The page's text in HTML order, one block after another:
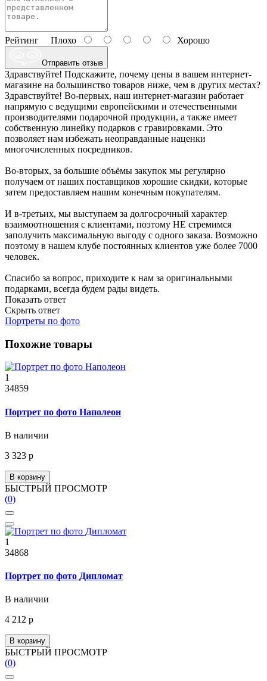
Рейтинг Плохо Хорошо
Отправить отзыв
Здравствуйте! Подскажите, почему цены в вашем интернет-
магазине на большинство товаров ниже, чем в других местах?
Здравствуйте! Во-первых, наш интернет-магазин работает
напрямую с ведущими европейскими и отечественными
производителями подарочной продукции, а также имеет
собственную линейку подарков с гравировками. Это
позволяет нам избежать неоправданные наценки
многочисленных посредников.
Во-вторых, за большие объёмы закупок мы регулярно
получаем от наших поставщиков хорошие скидки, которые
затем предоставляем нашим конечным покупателям.
И в-третьих, мы выступаем за долгосрочный характер
взаимоотношения с клиентами, поэтому НЕ стремимся
заполучить максимальную выгоду с одного заказа. Возможно
поэтому в нашем клубе постоянных клиентов уже более 7000
человек.
Спасибо за вопрос, приходите к нам за оригинальными
подарками, всегда будем рады видеть.
Показать ответ
Скрыть ответ
Портреты по фото
Похожие товары
1
34859
Портрет по фото Наполеон
В наличии
3 323 р
В корзину
БЫСТРЫЙ ПРОСМОТР
(0)
1
34868
Портрет по фото Дипломат
В наличии
4 212 р
В корзину
БЫСТРЫЙ ПРОСМОТР
(0)